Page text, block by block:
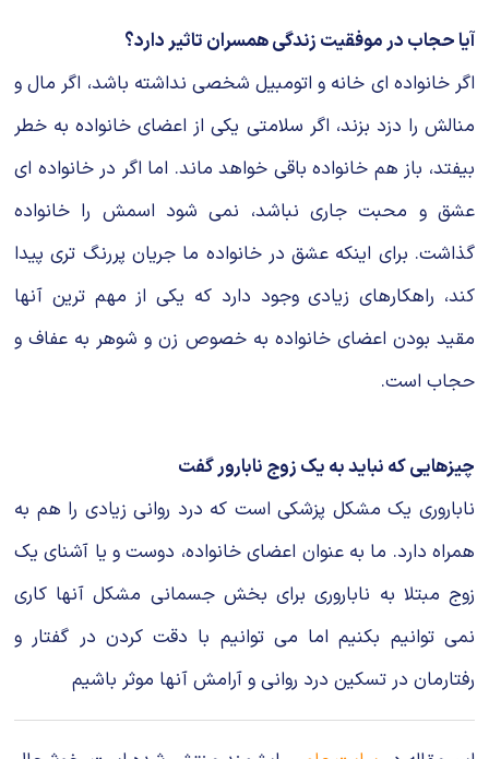
آیا حجاب در موفقیت زندگی همسران تاثیر دارد؟
اگر خانواده ای خانه و اتومبیل شخصی نداشته باشد، اگر مال و
منالش را دزد بزند، اگر سلامتی یکی از اعضای خانواده به خطر
بیفتد، باز هم خانواده باقی خواهد ماند. اما اگر در خانواده ای
عشق و محبت جاری نباشد، نمی شود اسمش را خانواده
گذاشت. برای اینکه عشق در خانواده ما جریان پررنگ تری پیدا
کند، راهکارهای زیادی وجود دارد که یکی از مهم ترین آنها
مقید بودن اعضای خانواده به خصوص زن و شوهر به عفاف و
حجاب است.
چیزهایی که نباید به یک زوج نابارور گفت
ناباروری یک مشکل پزشکی است که درد روانی زیادی را هم به
همراه دارد. ما به عنوان اعضای خانواده، دوست و یا آشنای یک
زوج مبتلا به ناباروری برای بخش جسمانی مشکل آنها کاری
نمی توانیم بکنیم اما می توانیم با دقت کردن در گفتار و
رفتارمان در تسکین درد روانی و آرامش آنها موثر باشیم